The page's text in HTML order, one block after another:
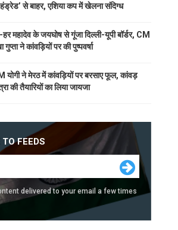
हंड्रेड’ से बाहर, एशिया कप में खेलना संदिग्ध
हर महादेव के जयघोष से गूंजा दिल्ली-यूपी बॉर्डर, CM
गुप्ता ने कांवड़ियों पर की पुष्पवर्षा
योगी ने मेरठ में कांवड़ियों पर बरसाए फूल, कांवड़
की तैयारियों का लिया जायजा
FEEDS
delivered to your email a few times